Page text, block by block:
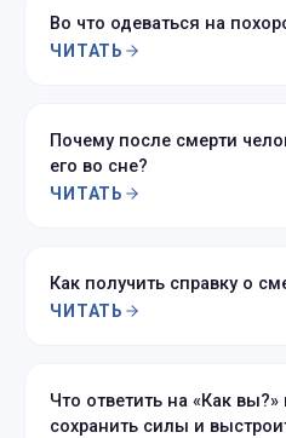
Во что одеваться на
ЧИТАТЬ
Почему после смерти
его во сне?
ЧИТАТЬ
Как получить справку о
ЧИТАТЬ
Что ответить на «Как
сохранить силы и